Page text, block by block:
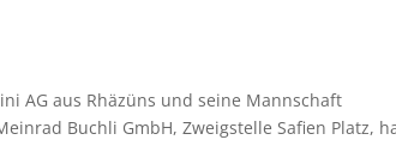
AG aus Rhäzüns und seine Mannschaft
Buchli GmbH, Zweigstelle Safien Platz,